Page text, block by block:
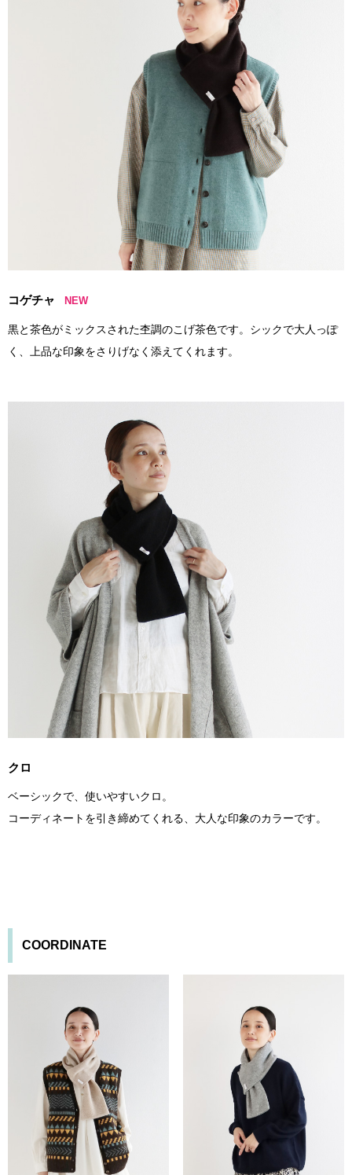
コゲチャ NEW
黒と茶色がミックスされた杢調のこげ茶色です。シックで大人っぽ
く、上品な印象をさりげなく添えてくれます。
クロ
ベーシックで、使いやすいクロ。
コーディネートを引き締めてくれる、大人な印象のカラーです。
COORDINATE